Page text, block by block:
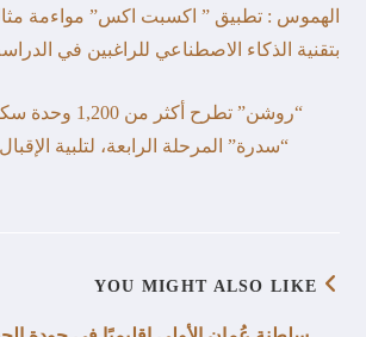
الهموس : تطبيق ” اكسبت اكس” مواءمة
بتقنية الذكاء الاصطناعي للراغبين في
“روشن” تطرح
“سدرة” المرحلة الرابعة، لتلبية
YOU MIGHT ALSO LIKE